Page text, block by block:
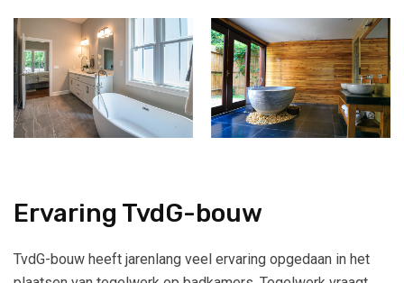
Ervaring TvdG-bouw
TvdG-bouw heeft jarenlang veel ervaring opgedaan in het